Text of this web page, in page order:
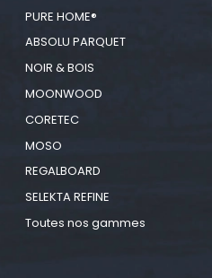
PURE HOME®
ABSOLU PARQUET
NOIR & BOIS
MOONWOOD
CORETEC
MOSO
REGALBOARD
SELEKTA REFINE
Toutes nos gammes